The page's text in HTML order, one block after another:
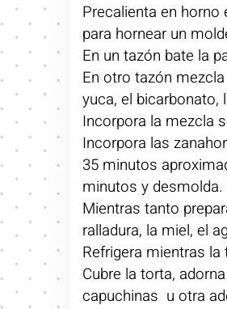
Precalienta en horno
para hornear un
En un tazón bate la
En otro tazón
yuca, el bicarbonato,
Incorpora la mezcla
Incorpora las
35 minutos
minutos y
Mientras tanto
ralladura, la miel, el
Refrigera mientras
Cubre la torta,
capuchinas u otra